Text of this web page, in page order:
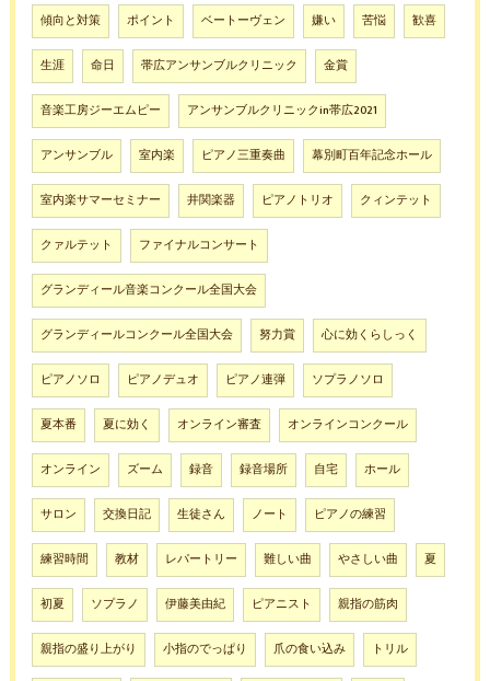
傾向と対策 ポイント ベートーヴェン 嫌い 苦悩 歓喜
生涯 命日 帯広アンサンブルクリニック 金賞
音楽工房ジーエムピー アンサンブルクリニックin帯広2021
アンサンブル 室内楽 ピアノ三重奏曲 幕別町百年記念ホール
室内楽サマーセミナー 井関楽器 ピアノトリオ クィンテット
クァルテット ファイナルコンサート
グランディール音楽コンクール全国大会
グランディールコンクール全国大会 努力賞 心に効くらしっく
ピアノソロ ピアノデュオ ピアノ連弾 ソプラノソロ
夏本番 夏に効く オンライン審査 オンラインコンクール
オンライン ズーム 録音 録音場所 自宅 ホール
サロン 交換日記 生徒さん ノート ピアノの練習
練習時間 教材 レパートリー 難しい曲 やさしい曲 夏
初夏 ソプラノ 伊藤美由紀 ピアニスト 親指の筋肉
親指の盛り上がり 小指のでっぱり 爪の食い込み トリル